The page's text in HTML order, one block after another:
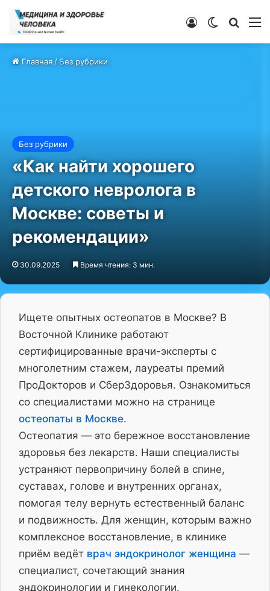
Switch skin
Войти
Главная/Без рубрики
Без рубрики
«Как найти хорошего
детского невролога в
Москве: советы и
рекомендации»
30.09.2025 Время чтения: 3 мин.
Ищете опытных остеопатов в Москве? В
Восточной Клинике работают
сертифицированные врачи-эксперты с
многолетним стажем, лауреаты премий
ПроДокторов и СберЗдоровья. Ознакомиться
со специалистами можно на странице
остеопаты в Москве.
Остеопатия — это бережное восстановление
здоровья без лекарств. Наши специалисты
устраняют первопричину болей в спине,
суставах, голове и внутренних органах,
помогая телу вернуть естественный баланс
и подвижность. Для женщин, которым важно
комплексное восстановление, в клинике
приём ведёт врач эндокринолог женщина —
специалист, сочетающий знания
эндокринологии и гинекологии.